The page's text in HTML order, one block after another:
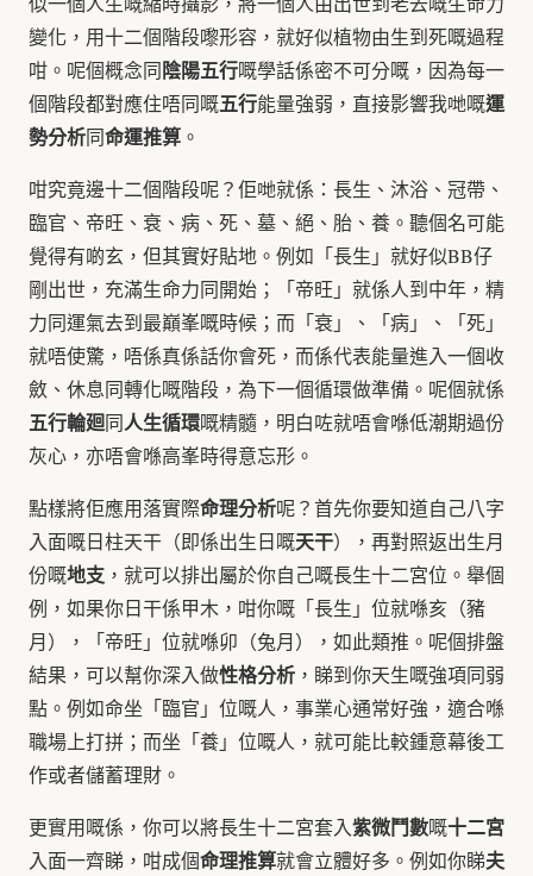
變化，用十二個階段嚟形容，就好似植物由生到死嘅過程
咁。呢個概念同陰陽五行嘅學話係密不可分嘅，因為每一
個階段都對應住唔同嘅五行能量強弱，直接影響我哋嘅運
勢分析同命運推算 。
咁究竟邊十二個階段呢？佢哋就係：長生、沐浴、冠帶、
臨官、帝旺、衰、病、死、墓、絕、胎、養。聽個名可能
覺得有啲玄，但其實好貼地。例如「長生」就好似BB仔
剛出世，充滿生命力同開始；「帝旺」就係人到中年，精
力同運氣去到最巔峯嘅時候；而「衰」、「病」、「死」
就唔使驚，唔係真係話你會死，而係代表能量進入一個收
斂、休息同轉化嘅階段，為下一個循環做準備。呢個就係
五行輪廻同人生循環嘅精髓，明白咗就唔會喺低潮期過份
灰心，亦唔會喺高峯時得意忘形。
點樣將佢應用落實際命理分析呢？首先你要知道自己八字
入面嘅日柱天干（即係出生日嘅天干），再對照返出生月
份嘅地支 ，就可以排出屬於你自己嘅長生十二宮位。舉個
例，如果你日干係甲木，咁你嘅「長生」位就喺亥（豬
月），「帝旺」位就喺卯（兔月），如此類推。呢個排盤
結果，可以幫你深入做性格分析 ，睇到你天生嘅強項同弱
點。例如命坐「臨官」位嘅人，事業心通常好強，適合喺
職場上打拼；而坐「養」位嘅人，就可能比較鍾意幕後工
作或者儲蓄理財。
更實用嘅係，你可以將長生十二宮套入紫微鬥數嘅十二宮
入面一齊睇，咁成個命理推算就會立體好多。例如你睇夫